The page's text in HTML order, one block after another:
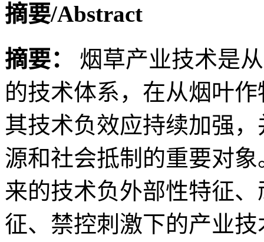
摘要/Abstract
摘要： 烟草产业技术是
的技术体系，在从烟叶
其技术负效应持续加强
源和社会抵制的重要对
来的技术负外部性特征
征、禁控刺激下的产业